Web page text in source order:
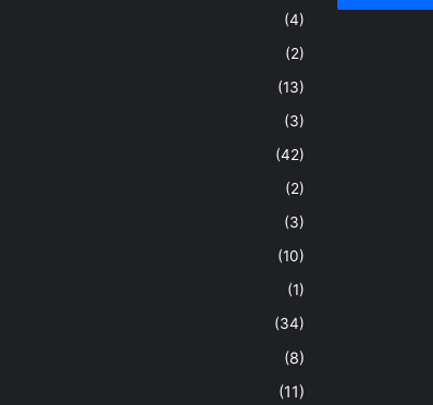
(4)
(2)
(13)
(3)
(42)
(2)
(3)
(10)
(1)
(34)
(8)
(11)
de